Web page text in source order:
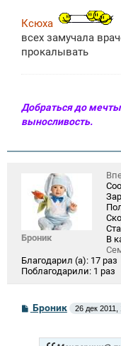
щ
е
н
и
Ксюха
всех замучала
прокалывать
Добраться до мечты
выносливость.
Броник
В
Благодарил (а): 17 раз
Поблагодарили: 1 раз
СБроник 26 дек 2011,